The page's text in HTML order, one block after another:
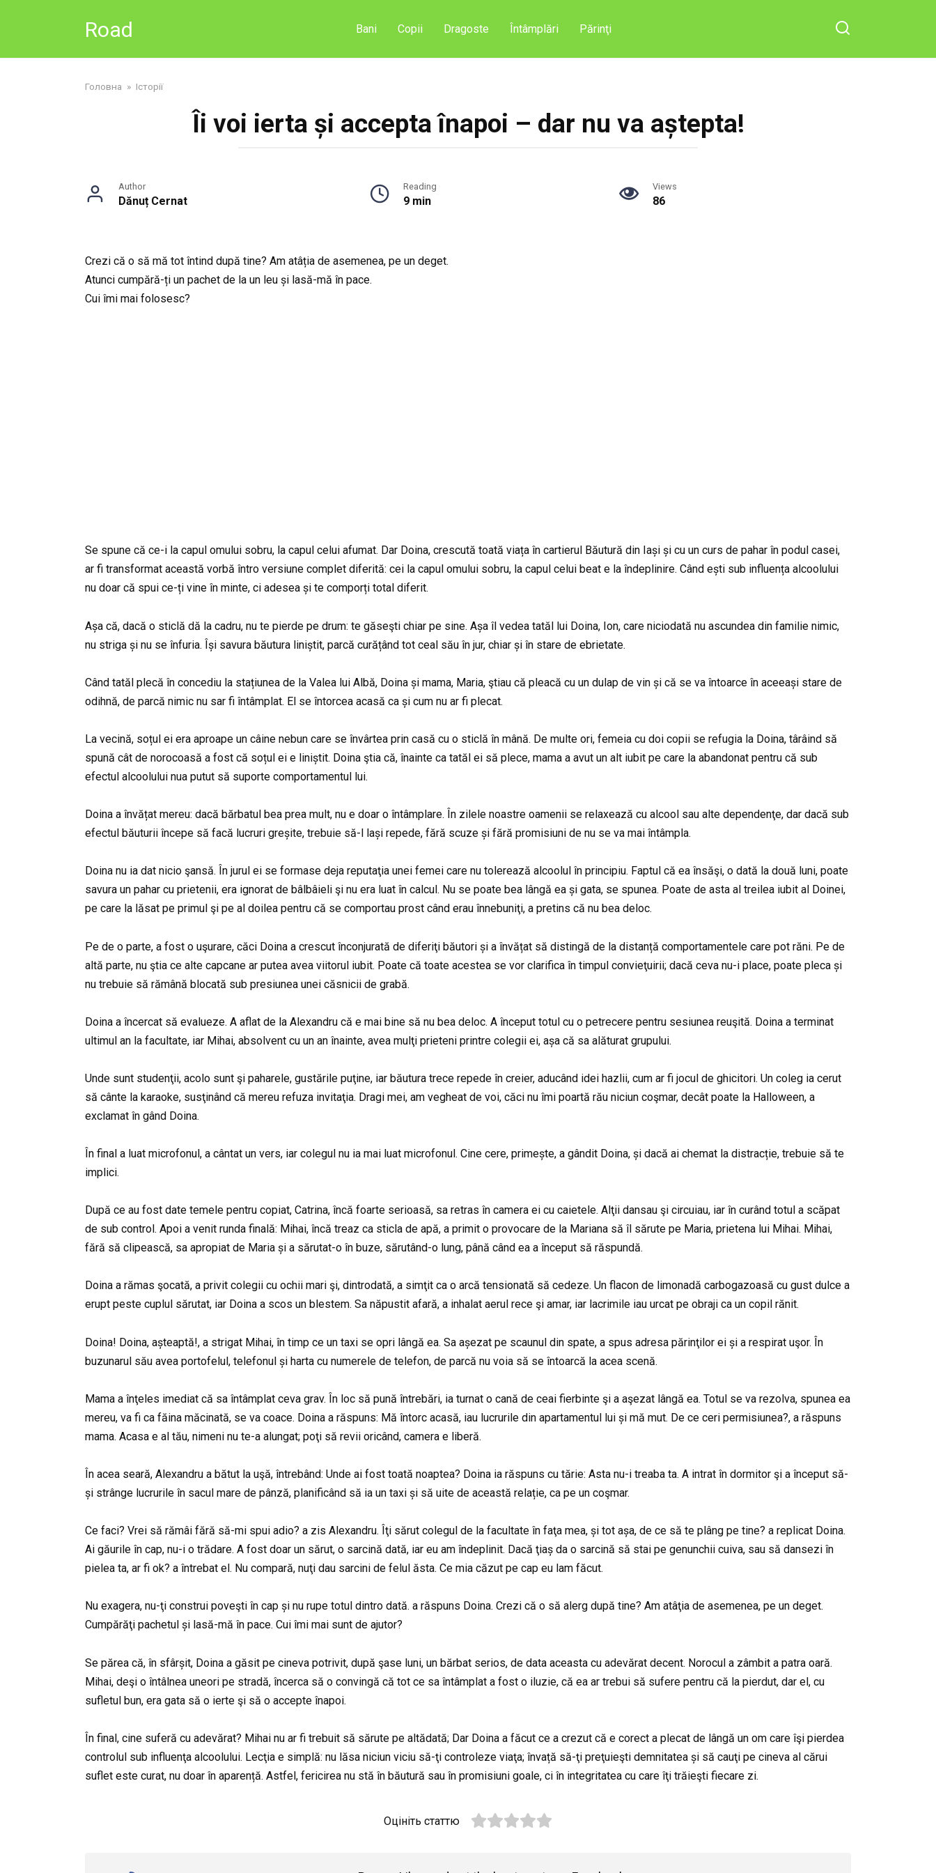
Road Bani Copii Dragoste Întâmplări Părinţi
Головна » Історії
Îi voi ierta și accepta înapoi – dar nu va aștepta!
Author
Dănuț Cernat
Reading
9 min
Views
86
Crezi că o să mă tot întind după tine? Am atâția de asemenea, pe un deget.
Atunci cumpără-ți un pachet de la un leu și lasă-mă în pace.
Cui îmi mai folosesc?
Se spune că ce-i la capul omului sobru, la capul celui afumat. Dar Doina, crescută toată viața în cartierul Băutură din Iași și cu un curs de pahar în podul casei,
ar fi transformat această vorbă întro versiune complet diferită: cei la capul omului sobru, la capul celui beat e la îndeplinire. Când ești sub influența alcoolului
nu doar că spui ce-ți vine în minte, ci adesea și te comporți total diferit.
Așa că, dacă o sticlă dă la cadru, nu te pierde pe drum: te găseşti chiar pe sine. Așa îl vedea tatăl lui Doina, Ion, care niciodată nu ascundea din familie nimic,
nu striga și nu se înfuria. Își savura băutura liniștit, parcă curățând tot ceal său în jur, chiar și în stare de ebrietate.
Când tatăl plecă în concediu la stațiunea de la Valea lui Albă, Doina și mama, Maria, ştiau că pleacă cu un dulap de vin și că se va întoarce în aceeași stare de
odihnă, de parcă nimic nu sar fi întâmplat. El se întorcea acasă ca și cum nu ar fi plecat.
La vecină, soțul ei era aproape un câine nebun care se învârtea prin casă cu o sticlă în mână. De multe ori, femeia cu doi copii se refugia la Doina, târâind să
spună cât de norocoasă a fost că soțul ei e liniștit. Doina ştia că, înainte ca tatăl ei să plece, mama a avut un alt iubit pe care la abandonat pentru că sub
efectul alcoolului nua putut să suporte comportamentul lui.
Doina a învățat mereu: dacă bărbatul bea prea mult, nu e doar o întâmplare. În zilele noastre oamenii se relaxează cu alcool sau alte dependenţe, dar dacă sub
efectul băuturii începe să facă lucruri greșite, trebuie să-l lași repede, fără scuze și fără promisiuni de nu se va mai întâmpla.
Doina nu ia dat nicio şansă. În jurul ei se formase deja reputaţia unei femei care nu tolerează alcoolul în principiu. Faptul că ea însăşi, o dată la două luni, poate
savura un pahar cu prietenii, era ignorat de bâlbâieli şi nu era luat în calcul. Nu se poate bea lângă ea și gata, se spunea. Poate de asta al treilea iubit al Doinei,
pe care la lăsat pe primul şi pe al doilea pentru că se comportau prost când erau înnebuniţi, a pretins că nu bea deloc.
Pe de o parte, a fost o uşurare, căci Doina a crescut înconjurată de diferiţi băutori și a învățat să distingă de la distanță comportamentele care pot răni. Pe de
altă parte, nu ştia ce alte capcane ar putea avea viitorul iubit. Poate că toate acestea se vor clarifica în timpul convieţuirii; dacă ceva nu-i place, poate pleca și
nu trebuie să rămână blocată sub presiunea unei căsnicii de grabă.
Doina a încercat să evalueze. A aflat de la Alexandru că e mai bine să nu bea deloc. A început totul cu o petrecere pentru sesiunea reuşită. Doina a terminat
ultimul an la facultate, iar Mihai, absolvent cu un an înainte, avea mulţi prieteni printre colegii ei, așa că sa alăturat grupului.
Unde sunt studenţii, acolo sunt şi paharele, gustările puţine, iar băutura trece repede în creier, aducând idei hazlii, cum ar fi jocul de ghicitori. Un coleg ia cerut
să cânte la karaoke, susţinând că mereu refuza invitaţia. Dragi mei, am vegheat de voi, căci nu îmi poartă rău niciun coşmar, decât poate la Halloween, a
exclamat în gând Doina.
În final a luat microfonul, a cântat un vers, iar colegul nu ia mai luat microfonul. Cine cere, primește, a gândit Doina, și dacă ai chemat la distracție, trebuie să te
implici.
După ce au fost date temele pentru copiat, Catrina, încă foarte serioasă, sa retras în camera ei cu caietele. Alţii dansau şi circuiau, iar în curând totul a scăpat
de sub control. Apoi a venit runda finală: Mihai, încă treaz ca sticla de apă, a primit o provocare de la Mariana să îl sărute pe Maria, prietena lui Mihai. Mihai,
fără să clipească, sa apropiat de Maria și a sărutat-o în buze, sărutând-o lung, până când ea a început să răspundă.
Doina a rămas şocată, a privit colegii cu ochii mari şi, dintrodată, a simţit ca o arcă tensionată să cedeze. Un flacon de limonadă carbogazoasă cu gust dulce a
erupt peste cuplul sărutat, iar Doina a scos un blestem. Sa năpustit afară, a inhalat aerul rece şi amar, iar lacrimile iau urcat pe obraji ca un copil rănit.
Doina! Doina, așteaptă!, a strigat Mihai, în timp ce un taxi se opri lângă ea. Sa așezat pe scaunul din spate, a spus adresa părinţilor ei și a respirat uşor. În
buzunarul său avea portofelul, telefonul și harta cu numerele de telefon, de parcă nu voia să se întoarcă la acea scenă.
Mama a înţeles imediat că sa întâmplat ceva grav. În loc să pună întrebări, ia turnat o cană de ceai fierbinte şi a aşezat lângă ea. Totul se va rezolva, spunea ea
mereu, va fi ca făina măcinată, se va coace. Doina a răspuns: Mă întorc acasă, iau lucrurile din apartamentul lui și mă mut. De ce ceri permisiunea?, a răspuns
mama. Acasa e al tău, nimeni nu te-a alungat; poţi să revii oricând, camera e liberă.
În acea seară, Alexandru a bătut la uşă, întrebând: Unde ai fost toată noaptea? Doina ia răspuns cu tărie: Asta nu-i treaba ta. A intrat în dormitor şi a început să-
și strânge lucrurile în sacul mare de pânză, planificând să ia un taxi și să uite de această relație, ca pe un coşmar.
Ce faci? Vrei să rămâi fără să-mi spui adio? a zis Alexandru. Îţi sărut colegul de la facultate în faţa mea, și tot așa, de ce să te plâng pe tine? a replicat Doina.
Ai găurile în cap, nu-i o trădare. A fost doar un sărut, o sarcină dată, iar eu am îndeplinit. Dacă ţiaș da o sarcină să stai pe genunchii cuiva, sau să dansezi în
pielea ta, ar fi ok? a întrebat el. Nu compară, nuţi dau sarcini de felul ăsta. Ce mia căzut pe cap eu lam făcut.
Nu exagera, nu-ţi construi poveşti în cap și nu rupe totul dintro dată. a răspuns Doina. Crezi că o să alerg după tine? Am atâţia de asemenea, pe un deget.
Cumpărăţi pachetul și lasă-mă în pace. Cui îmi mai sunt de ajutor?
Se părea că, în sfârșit, Doina a găsit pe cineva potrivit, după şase luni, un bărbat serios, de data aceasta cu adevărat decent. Norocul a zâmbit a patra oară.
Mihai, deşi o întâlnea uneori pe stradă, încerca să o convingă că tot ce sa întâmplat a fost o iluzie, că ea ar trebui să sufere pentru că la pierdut, dar el, cu
sufletul bun, era gata să o ierte şi să o accepte înapoi.
În final, cine suferă cu adevărat? Mihai nu ar fi trebuit să sărute pe altădată; Dar Doina a făcut ce a crezut că e corect a plecat de lângă un om care îşi pierdea
controlul sub influenţa alcoolului. Lecţia e simplă: nu lăsa niciun viciu să-ţi controleze viaţa; învață să-ţi preţuieşti demnitatea și să cauţi pe cineva al cărui
suflet este curat, nu doar în aparență. Astfel, fericirea nu stă în băutură sau în promisiuni goale, ci în integritatea cu care îţi trăieşti fiecare zi.
Оцініть статтю